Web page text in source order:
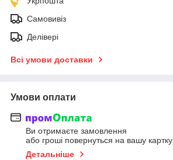
Самовивіз
Делівері
Всі умови доставки
Умови оплати
Ви отримаєте замовлення
або гроші повернуться на вашу картку
Детальніше